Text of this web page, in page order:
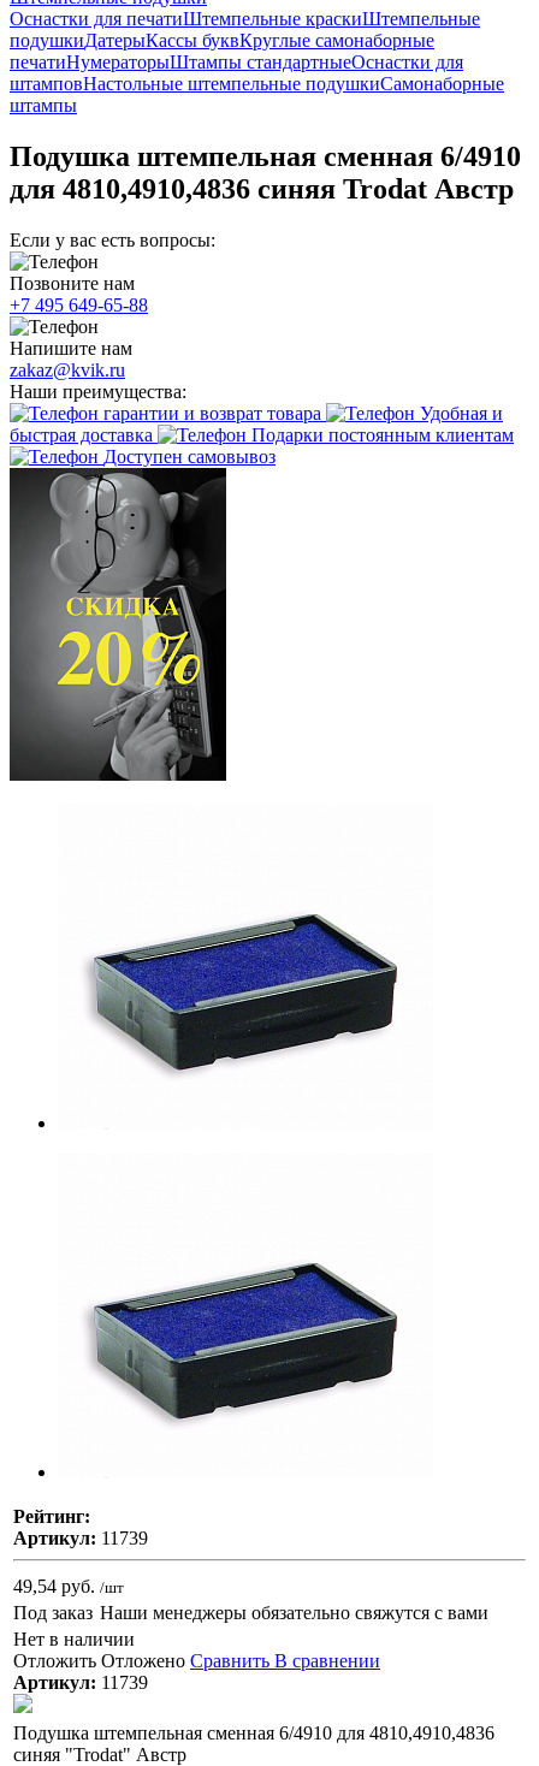
Оснастки для печатиШтемпельные краскиШтемпельные
подушкиДатерыКассы буквКруглые самонаборные
печатиНумераторыШтампы стандартныеОснастки для
штамповНастольные штемпельные подушкиСамонаборные
штампы
Подушка штемпельная сменная 6/4910
для 4810,4910,4836 синяя Trodat Австр
Если у вас есть вопросы:
Позвоните нам
+7 495 649-65-88
Напишите нам
zakaz@kvik.ru
Наши преимущества:
гарантии и возврат товара
Удобная и
быстрая доставка
Подарки постоянным клиентам
Доступен самовывоз
Рейтинг:
Артикул: 11739
49,54 руб. /шт
Под заказ Наши менеджеры обязательно свяжутся с вами
Нет в наличии
Отложить Отложено Сравнить В сравнении
Артикул: 11739
Подушка штемпельная сменная 6/4910 для 4810,4910,4836
синяя "Trodat" Австр